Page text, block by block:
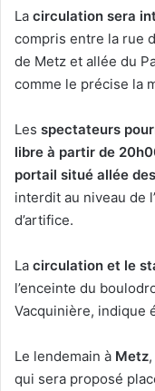
La circulation sera
compris entre la rue
de Metz et allée du
comme le précise la
Les spectateurs
libre à partir de
portail situé allée
interdit au niveau de
d’artifice.
La circulation et le
l’enceinte du
Vacquinière, indique
Le lendemain à Metz
qui sera proposé